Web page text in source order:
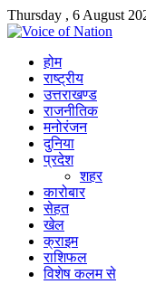
Thursday , 6 August
होम
राष्ट्रीय
उत्तराखण्ड
राजनीतिक
मनोरंजन
दुनिया
प्रदेश
शहर
कारोबार
सेहत
खेल
क्राइम
राशिफल
विशेष कलम से